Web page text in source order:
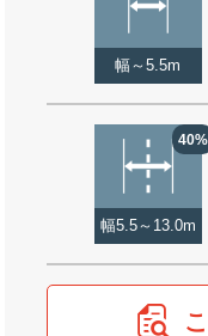
幅～5.5m
40%
幅5.5～13.0m